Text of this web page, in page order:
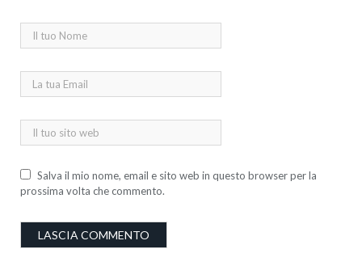
Salva il mio nome, email e sito web in questo browser per la
prossima volta che commento.